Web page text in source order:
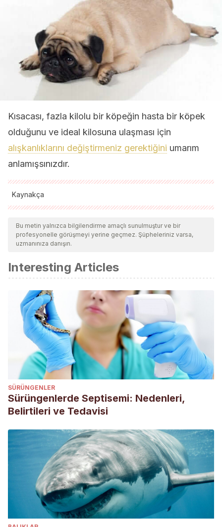
Kısacası, fazla kilolu bir köpeğin hasta bir köpek
olduğunu ve ideal kilosuna ulaşması için
alışkanlıklarını değiştirmeniz gerektiğini umarım
anlamışsınızdır.
Kaynakça
Tüm alıntı yapılan kaynaklar, kalitelerini, güvenilirliklerini,
güncelliklerini ve geçerliliklerini sağlamak için ekibimiz
tarafından derinlemesine incelendi. Bu makalenin bibliyografisi
kabul edildi.
ATLAS DE NUTRICIÓN Y ALIMENTACIÓN PRÁCTICA EN
PERROS Y GATOS. VOL UMEN II
Bu metin yalnızca bilgilendirme amaçlı sunulmuştur ve bir
profesyonelle görüşmeyi yerine geçmez. Şüpheleriniz varsa,
uzmanınıza danışın.
Interesting Articles
SÜRÜNGENLER
Sürüngenlerde Septisemi: Nedenleri,
Belirtileri ve Tedavisi